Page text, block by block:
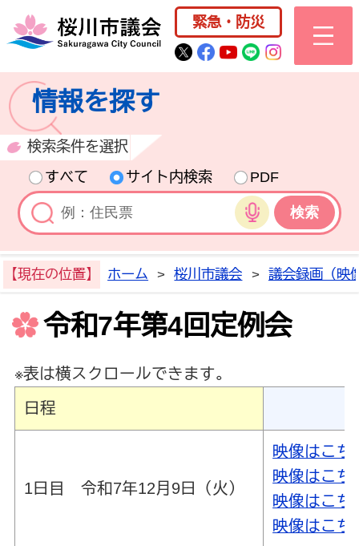
桜川市公式ホー
緊急・防災
桜川市公式Twitter
桜川市公式
桜川市公式
桜川市公式
情報を探す
検索条件を選択
すべて
サイト内検索
PDF
音声検索
【現在の位置】 ホーム > 桜川市議会 > 議会録画（映
令和7年第4回定例会
※表は横スクロールできます。
日程
1日目 令和7年12月9日（火）
映像はこち
映像はこち
映像はこち
映像はこち